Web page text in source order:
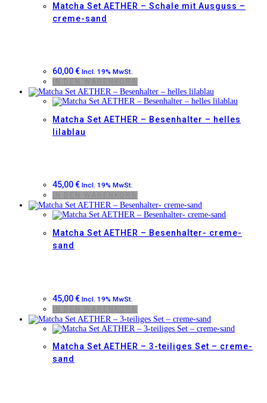
Matcha Set AETHER – Schale mit Ausguss –
creme-sand
60,00€ Incl. 19% MwSt.
Matcha Set AETHER – Besenhalter – helles
lilablau
45,00€ Incl. 19% MwSt.
Matcha Set AETHER – Besenhalter- creme-
sand
45,00€ Incl. 19% MwSt.
Matcha Set AETHER – 3-teiliges Set – creme-
sand